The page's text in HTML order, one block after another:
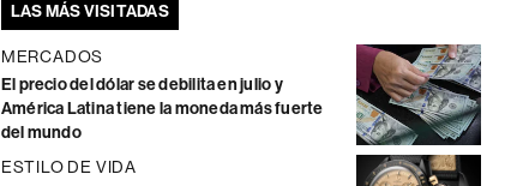
LAS MÁS VISITADAS
MERCADOS
El precio del dólar se debilita en julio y
América Latina tiene la moneda más fuerte
del mundo
ESTILO DE VIDA